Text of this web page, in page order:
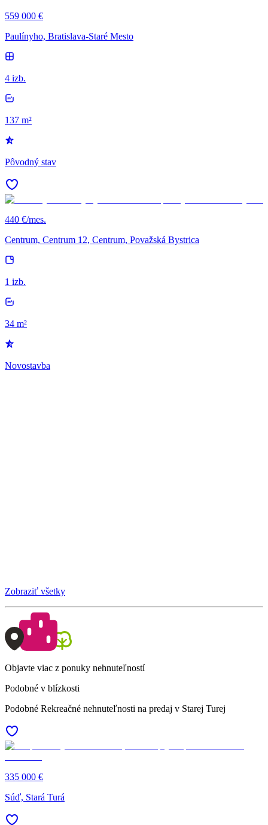
559 000 €
Paulínyho, Bratislava-Staré Mesto
4 izb.
137 m²
Pôvodný stav
440 €/mes.
Centrum, Centrum 12, Centrum, Považská Bystrica
1 izb.
34 m²
Novostavba
Zobraziť všetky
Objavte viac z ponuky nehnuteľností
Podobné v blízkosti
Podobné Rekreačné nehnuteľnosti na predaj v Starej Turej
335 000 €
Súď, Stará Turá